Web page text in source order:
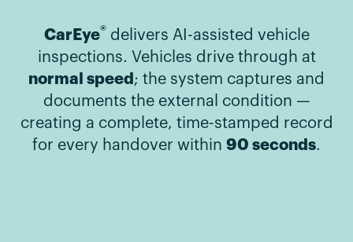
CarEye® delivers AI-assisted vehicle
inspections. Vehicles drive through at
normal speed ; the system captures and
documents the external condition —
creating a complete, time-stamped record
for every handover within 90 seconds.